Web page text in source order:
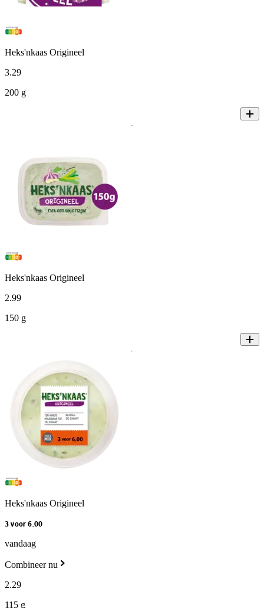
Heks'nkaas Origineel
3.29
200 g
Heks'nkaas Origineel
2.99
150 g
Heks'nkaas Origineel
3 voor 6.00
vandaag
Combineer nu
2.29
115 g